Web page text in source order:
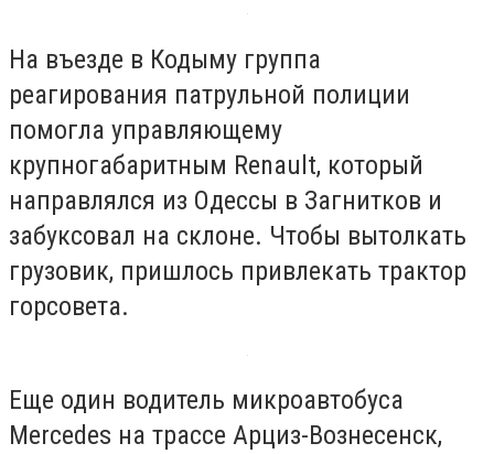
На въезде в Кодыму группа
реагирования патрульной полиции
помогла управляющему
крупногабаритным Renault, который
направлялся из Одессы в Загнитков и
забуксовал на склоне. Чтобы вытолкать
грузовик, пришлось привлекать трактор
горсовета.
Еще один водитель микроавтобуса
Mercedes на трассе Арциз-Вознесенск,